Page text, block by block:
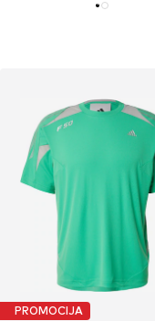
PROMOCIJA